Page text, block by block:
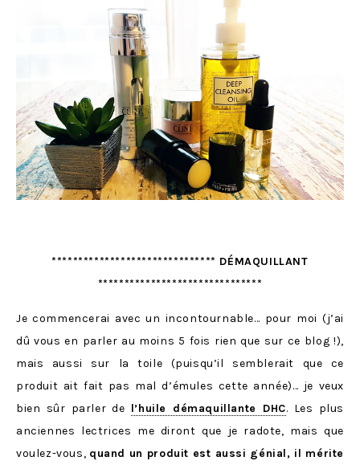
******************************* DÉMAQUILLANT
*******************************
Je commencerai avec un incontournable… pour moi (j’ai
dû vous en parler au moins 5 fois rien que sur ce blog !),
mais aussi sur la toile (puisqu’il semblerait que ce
produit ait fait pas mal d’émules cette année)… je veux
bien sûr parler de l’huile démaquillante DHC. Les plus
anciennes lectrices me diront que je radote, mais que
voulez-vous, quand un produit est aussi génial, il mérite